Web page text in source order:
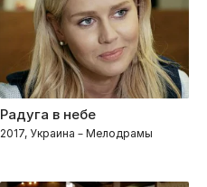
Радуга в небе
2017, Украина – Мелодрамы